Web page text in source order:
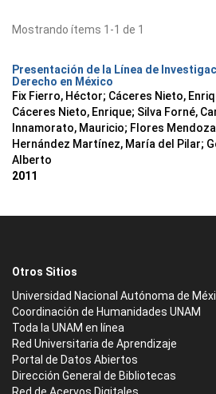
Mostrando ítems 1-1 de 1
Presentación de la Línea de
Derecho en México
Fix Fierro, Héctor; Cáceres Nieto,
Cáceres Nieto, Enrique; Silva Forné,
Innamorato, Mauricio; Flores
Hernández Martínez, María del Pilar;
Alberto
2011
Otros Sitios
Universidad Nacional Autónoma de
Coordinación de Humanidades UNAM
Toda la UNAM en línea
Red Universitaria de Aprendizaje
Portal de Datos Abiertos
Dirección General de Bibliotecas